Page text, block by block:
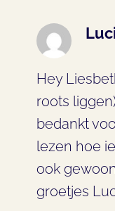
Hey
roots
bedankt
lezen hoe
ook
groetjes